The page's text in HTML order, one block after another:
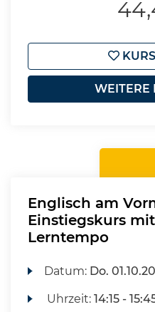
WEITERE
Englisch am
Einstiegskurs
Lerntempo
Datum: Do.
Uhrzeit:14:15 -